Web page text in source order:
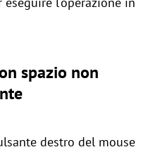
spazio non
destro del mouse